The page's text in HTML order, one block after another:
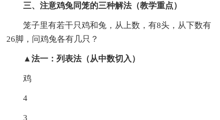
三、注意鸡兔同笼的三种解法（教学重点）
笼子里有若干只鸡和兔，从上数，有8头，从下数有
26脚，问鸡兔各有几只？
▲法一：列表法（从中数切入）
鸡
4
3